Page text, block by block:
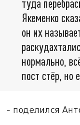
туда
Якеменко
он их
нормально,
пост стёр, но
- поделился